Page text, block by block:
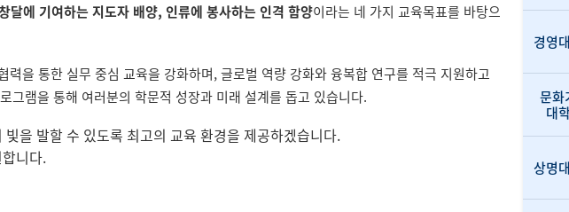
경영
문화
대
상명
에 기여하는 지도자 배양, 인류에 봉사하는 인격 함양이라는 네 가지 교육목표를 바탕으
을 통한 실무 중심 교육을 강화하며, 글로벌 역량 강화와 융복합 연구를 적극 지원하고
그램을 통해 여러분의 학문적 성장과 미래 설계를 돕고 있습니다.
을 발할 수 있도록 최고의 교육 환경을 제공하겠습니다.
니다.